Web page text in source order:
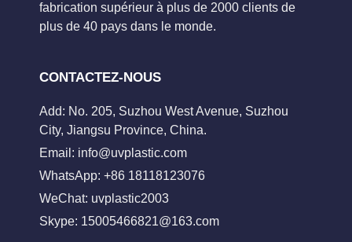
fabrication supérieur à plus de 2000 clients de
plus de 40 pays dans le monde.
CONTACTEZ-NOUS
Add: No. 205, Suzhou West Avenue, Suzhou
City, Jiangsu Province, China.
Email: info@uvplastic.com
WhatsApp: +86 18118123076
WeChat: uvplastic2003
Skype: 15005466821@163.com